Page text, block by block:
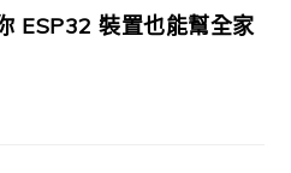
ESP32 裝置也能幫全家